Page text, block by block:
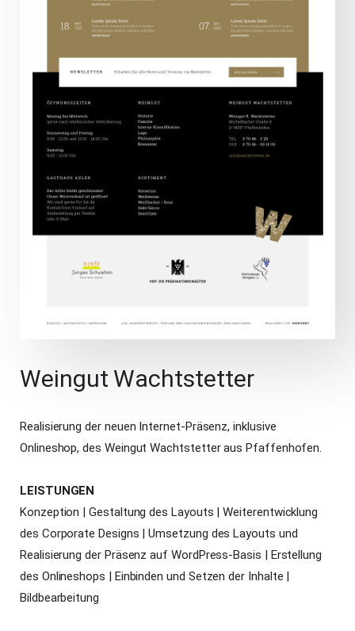
Weingut Wachtstetter
Realisierung der neuen Internet-Präsenz, inklusive
Onlineshop, des Weingut Wachtstetter aus Pfaffenhofen.
LEISTUNGEN
Konzeption | Gestaltung des Layouts | Weiterentwicklung
des Corporate Designs | Umsetzung des Layouts und
Realisierung der Präsenz auf WordPress-Basis | Erstellung
des Onlineshops | Einbinden und Setzen der Inhalte |
Bildbearbeitung